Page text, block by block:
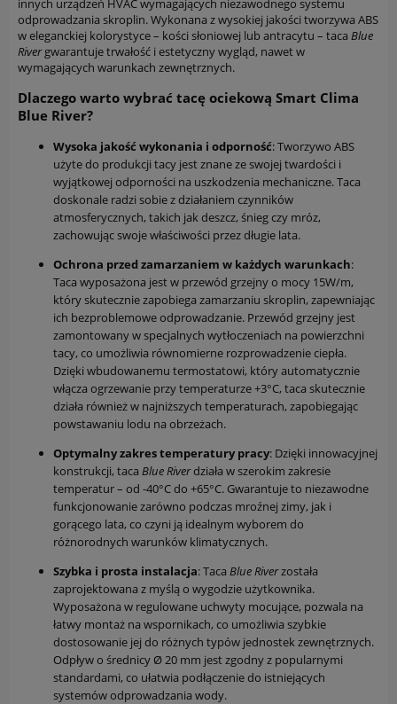
odprowadzania skroplin. Wykonana z wysokiej jakości tworzywa ABS
w eleganckiej kolorystyce – kości słoniowej lub antracytu – taca Blue
Rivergwarantuje trwałość i estetyczny wygląd, nawet w
wymagających warunkach zewnętrznych.
Dlaczego warto wybrać tacę ociekową Smart Clima
Blue River?
Wysoka jakość wykonania i odporność: Tworzywo ABS
użyte do produkcji tacy jest znane ze swojej twardości i
wyjątkowej odporności na uszkodzenia mechaniczne. Taca
doskonale radzi sobie z działaniem czynników
atmosferycznych, takich jak deszcz, śnieg czy mróz,
zachowując swoje właściwości przez długie lata.
Ochrona przed zamarzaniem w każdych warunkach:
Taca wyposażona jest w przewód grzejny o mocy 15W/m,
który skutecznie zapobiega zamarzaniu skroplin, zapewniając
ich bezproblemowe odprowadzanie. Przewód grzejny jest
zamontowany w specjalnych wytłoczeniach na powierzchni
tacy, co umożliwia równomierne rozprowadzenie ciepła.
Dzięki wbudowanemu termostatowi, który automatycznie
włącza ogrzewanie przy temperaturze +3°C, taca skutecznie
działa również w najniższych temperaturach, zapobiegając
powstawaniu lodu na obrzeżach.
Optymalny zakres temperatury pracy: Dzięki innowacyjnej
konstrukcji, taca Blue Riverdziała w szerokim zakresie
temperatur – od -40°C do +65°C. Gwarantuje to niezawodne
funkcjonowanie zarówno podczas mroźnej zimy, jak i
gorącego lata, co czyni ją idealnym wyborem do
różnorodnych warunków klimatycznych.
Szybka i prosta instalacja: Taca Blue Riverzostała
zaprojektowana z myślą o wygodzie użytkownika.
Wyposażona w regulowane uchwyty mocujące, pozwala na
łatwy montaż na wspornikach, co umożliwia szybkie
dostosowanie jej do różnych typów jednostek zewnętrznych.
Odpływ o średnicy Ø 20 mm jest zgodny z popularnymi
standardami, co ułatwia podłączenie do istniejących
systemów odprowadzania wody.